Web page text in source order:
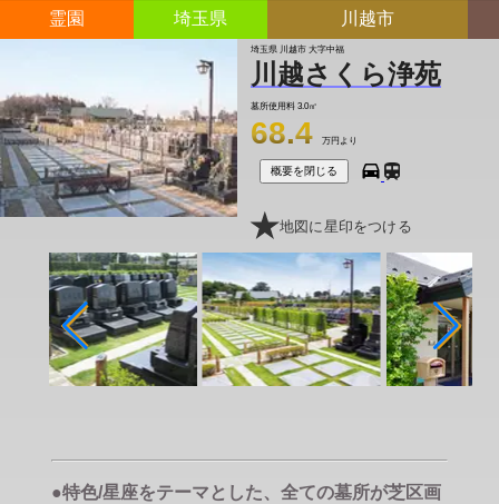
霊園 埼玉県 川越市
埼玉県 川越市 大字中福
川越さくら浄苑
墓所使用料 3.0㎡
68.4 万円より
概要を閉じる
地図に星印をつける
●特色/星座をテーマとした、全ての墓所が芝区画